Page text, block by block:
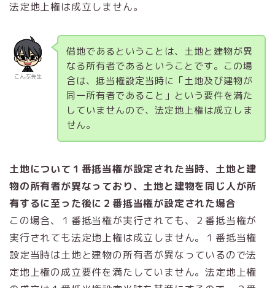
法定地上権は成立しません。
こんぶ先生
借地であるということは、土地と建物が異
なる所有者であるということです。この場
合は、抵当権設定当時に「土地及び建物が
同一所有者であること」という要件を満た
していませんので、法定地上権は成立しま
せん。
土地について１番抵当権が設定された当時、土地と建
物の所有者が異なっており、土地と建物を同じ人が所
有するに至った後に２番抵当権が設定された場合
この場合、１番抵当権が実行されても、２番抵当権が
実行されても法定地上権は成立しません。１番抵当権
設定当時は土地と建物の所有者が異なっているので法
定地上権の成立要件を満たしていません。法定地上権